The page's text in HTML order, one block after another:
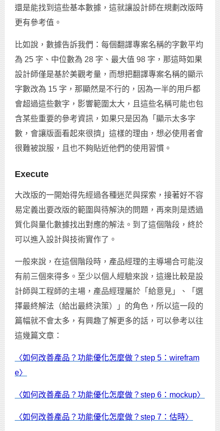
還是能找到這些基本數據，這就讓設計師在規劃改版時
更有參考值。
比如說，數據告訴我們：每個翻譯專案名稱的字數平均
為 25 字、中位數為 28 字、最大值 98 字，那這時如果
設計師僅是基於美觀考量，而想把翻譯專案名稱的顯示
字數改為 15 字，那顯然是不行的，因為一半的用戶都
會超過這些數字，影響範圍太大，且這些名稱可能也包
含某些重要的參考資訊，如果只是因為「顯示太多字
數，會讓版面看起來很擠」這樣的理由，想必使用者會
很難被說服，且也不夠貼近他們的使用習慣。
Execute
大改版的一開始得先經過各種迷茫與探索，接著好不容
易定義出要改版的範圍與待解決的問題，再來則是透過
質化與量化數據找出對應的解法。到了這個階段，終於
可以進入設計與技術實作了。
一般來說，在這個階段時，產品經理的主導場合可能沒
有前三個來得多。至少以個人經驗來說，這邊比較是設
計師與工程師的主場，產品經理屬於「給意見」、「選
擇最終解法（給出最終決策）」的角色，所以這一段的
篇幅就不會太多，有興趣了解更多的話，可以參考以往
這幾篇文章：
〈如何改善產品？功能優化怎麼做？step 5：wirefram
e〉
〈如何改善產品？功能優化怎麼做？step 6：mockup〉
〈如何改善產品？功能優化怎麼做？step 7：估時〉